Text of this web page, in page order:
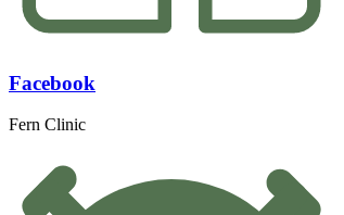
Facebook
Fern Clinic